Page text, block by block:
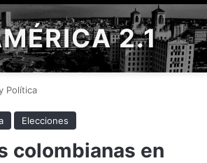
2.1
Política
Elecciones
colombianas en